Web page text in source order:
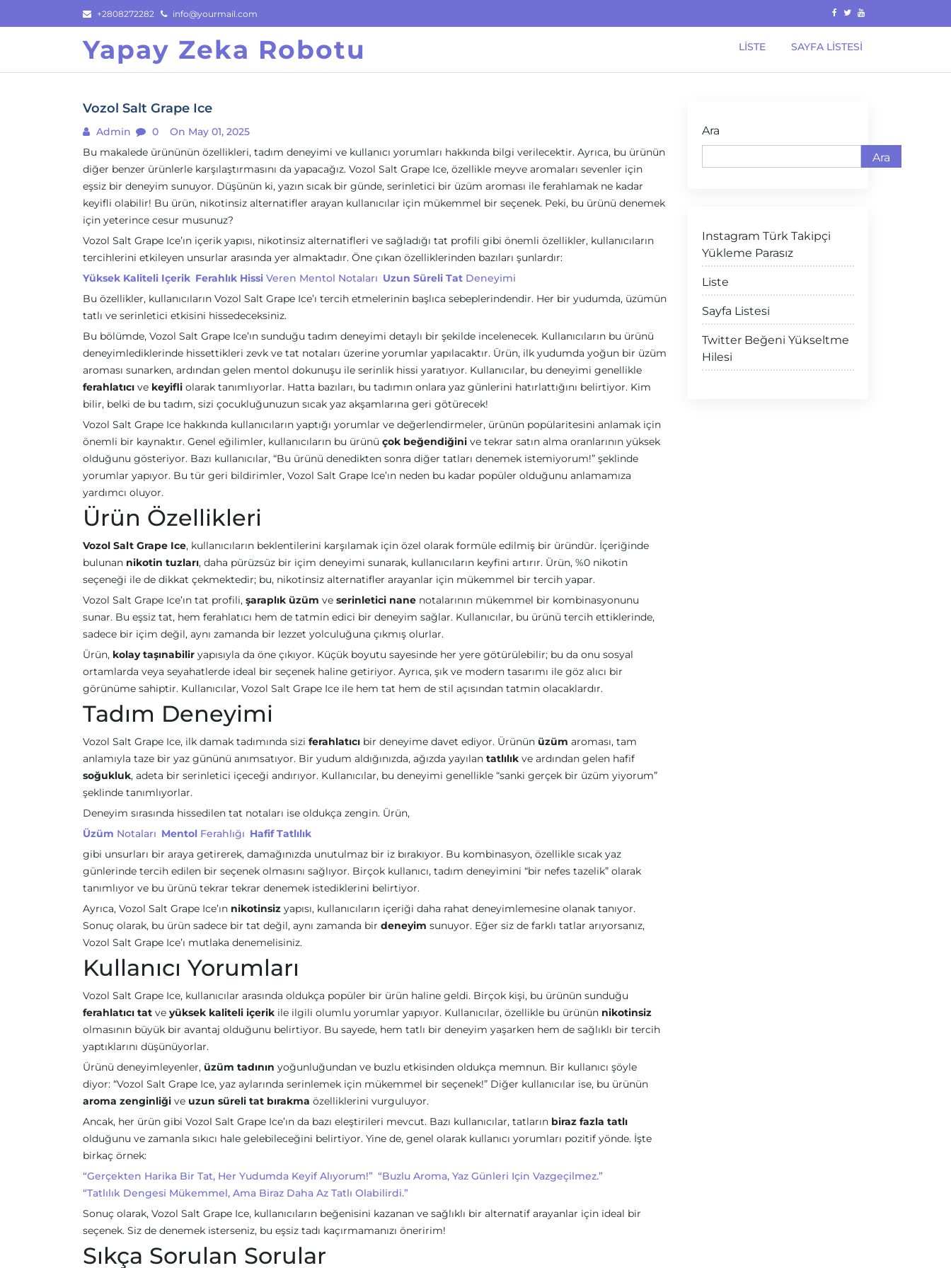
to
+2808272282 info@yourmail.com
Yapay Zeka Robotu LISTE SAYFA LISTESI
Vozol Salt Grape Ice
Admin 0
On May 01, 2025
Bu makalede ürününün özellikleri, tadım deneyimi ve kullanıcı yorumları hakkında bilgi verilecektir. Ayrıca, bu ürünün
diğer benzer ürünlerle karşılaştırmasını da yapacağız. Vozol Salt Grape Ice, özellikle meyve aromaları sevenler için
eşsiz bir deneyim sunuyor. Düşünün ki, yazın sıcak bir günde, serinletici bir üzüm aroması ile ferahlamak ne kadar
keyifli olabilir! Bu ürün, nikotinsiz alternatifler arayan kullanıcılar için mükemmel bir seçenek. Peki, bu ürünü denemek
için yeterince cesur musunuz?
Vozol Salt Grape Ice’ın içerik yapısı, nikotinsiz alternatifleri ve sağladığı tat profili gibi önemli özellikler, kullanıcıların
tercihlerini etkileyen unsurlar arasında yer almaktadır. Öne çıkan özelliklerinden bazıları şunlardır:
Yüksek Kaliteli Içerik Ferahlık Hissi Veren Mentol Notaları Uzun Süreli Tat Deneyimi
Bu özellikler, kullanıcıların Vozol Salt Grape Ice’ı tercih etmelerinin başlıca sebeplerindendir. Her bir yudumda, üzümün
tatlı ve serinletici etkisini hissedeceksiniz.
Bu bölümde, Vozol Salt Grape Ice’ın sunduğu tadım deneyimi detaylı bir şekilde incelenecek. Kullanıcıların bu ürünü
deneyimlediklerinde hissettikleri zevk ve tat notaları üzerine yorumlar yapılacaktır. Ürün, ilk yudumda yoğun bir üzüm
aroması sunarken, ardından gelen mentol dokunuşu ile serinlik hissi yaratıyor. Kullanıcılar, bu deneyimi genellikle
ferahlatıcı ve keyifli olarak tanımlıyorlar. Hatta bazıları, bu tadımın onlara yaz günlerini hatırlattığını belirtiyor. Kim
bilir, belki de bu tadım, sizi çocukluğunuzun sıcak yaz akşamlarına geri götürecek!
Vozol Salt Grape Ice hakkında kullanıcıların yaptığı yorumlar ve değerlendirmeler, ürünün popülaritesini anlamak için
önemli bir kaynaktır. Genel eğilimler, kullanıcıların bu ürünü çok beğendiğini ve tekrar satın alma oranlarının yüksek
olduğunu gösteriyor. Bazı kullanıcılar, “Bu ürünü denedikten sonra diğer tatları denemek istemiyorum!” şeklinde
yorumlar yapıyor. Bu tür geri bildirimler, Vozol Salt Grape Ice’ın neden bu kadar popüler olduğunu anlamamıza
yardımcı oluyor.
Ürün Özellikleri
Vozol Salt Grape Ice, kullanıcıların beklentilerini karşılamak için özel olarak formüle edilmiş bir üründür. İçeriğinde
bulunan nikotin tuzları, daha pürüzsüz bir içim deneyimi sunarak, kullanıcıların keyfini artırır. Ürün, %0 nikotin
seçeneği ile de dikkat çekmektedir; bu, nikotinsiz alternatifler arayanlar için mükemmel bir tercih yapar.
Vozol Salt Grape Ice’ın tat profili, şaraplık üzüm ve serinletici nane notalarının mükemmel bir kombinasyonunu
sunar. Bu eşsiz tat, hem ferahlatıcı hem de tatmin edici bir deneyim sağlar. Kullanıcılar, bu ürünü tercih ettiklerinde,
sadece bir içim değil, aynı zamanda bir lezzet yolculuğuna çıkmış olurlar.
Ürün, kolay taşınabilir yapısıyla da öne çıkıyor. Küçük boyutu sayesinde her yere götürülebilir; bu da onu sosyal
ortamlarda veya seyahatlerde ideal bir seçenek haline getiriyor. Ayrıca, şık ve modern tasarımı ile göz alıcı bir
görünüme sahiptir. Kullanıcılar, Vozol Salt Grape Ice ile hem tat hem de stil açısından tatmin olacaklardır.
Tadım Deneyimi
Vozol Salt Grape Ice, ilk damak tadımında sizi ferahlatıcı bir deneyime davet ediyor. Ürünün üzüm aroması, tam
anlamıyla taze bir yaz gününü anımsatıyor. Bir yudum aldığınızda, ağızda yayılan tatlılık ve ardından gelen hafif
soğukluk, adeta bir serinletici içeceği andırıyor. Kullanıcılar, bu deneyimi genellikle “sanki gerçek bir üzüm yiyorum”
şeklinde tanımlıyorlar.
Deneyim sırasında hissedilen tat notaları ise oldukça zengin. Ürün,
Üzüm Notaları Mentol Ferahlığı Hafif Tatlılık
gibi unsurları bir araya getirerek, damağınızda unutulmaz bir iz bırakıyor. Bu kombinasyon, özellikle sıcak yaz
günlerinde tercih edilen bir seçenek olmasını sağlıyor. Birçok kullanıcı, tadım deneyimini “bir nefes tazelik” olarak
tanımlıyor ve bu ürünü tekrar tekrar denemek istediklerini belirtiyor.
Ayrıca, Vozol Salt Grape Ice’ın nikotinsiz yapısı, kullanıcıların içeriği daha rahat deneyimlemesine olanak tanıyor.
Sonuç olarak, bu ürün sadece bir tat değil, aynı zamanda bir deneyim sunuyor. Eğer siz de farklı tatlar arıyorsanız,
Vozol Salt Grape Ice’ı mutlaka denemelisiniz.
Kullanıcı Yorumları
Vozol Salt Grape Ice, kullanıcılar arasında oldukça popüler bir ürün haline geldi. Birçok kişi, bu ürünün sunduğu
ferahlatıcı tat ve yüksek kaliteli içerik ile ilgili olumlu yorumlar yapıyor. Kullanıcılar, özellikle bu ürünün nikotinsiz
olmasının büyük bir avantaj olduğunu belirtiyor. Bu sayede, hem tatlı bir deneyim yaşarken hem de sağlıklı bir tercih
yaptıklarını düşünüyorlar.
Ürünü deneyimleyenler, üzüm tadının yoğunluğundan ve buzlu etkisinden oldukça memnun. Bir kullanıcı şöyle
diyor: “Vozol Salt Grape Ice, yaz aylarında serinlemek için mükemmel bir seçenek!” Diğer kullanıcılar ise, bu ürünün
aroma zenginliği ve uzun süreli tat bırakma özelliklerini vurguluyor.
Ancak, her ürün gibi Vozol Salt Grape Ice’ın da bazı eleştirileri mevcut. Bazı kullanıcılar, tatların biraz fazla tatlı
olduğunu ve zamanla sıkıcı hale gelebileceğini belirtiyor. Yine de, genel olarak kullanıcı yorumları pozitif yönde. İşte
birkaç örnek:
“Gerçekten Harika Bir Tat, Her Yudumda Keyif Alıyorum!” “Buzlu Aroma, Yaz Günleri Için Vazgeçilmez.”
“Tatlılık Dengesi Mükemmel, Ama Biraz Daha Az Tatlı Olabilirdi.”
Sonuç olarak, Vozol Salt Grape Ice, kullanıcıların beğenisini kazanan ve sağlıklı bir alternatif arayanlar için ideal bir
seçenek. Siz de denemek isterseniz, bu eşsiz tadı kaçırmamanızı öneririm!
Sıkça Sorulan Sorular
Ara
Ara
Instagram Türk Takipçi
Yükleme Parasız
Liste
Sayfa Listesi
Twitter Beğeni Yükseltme
Hilesi